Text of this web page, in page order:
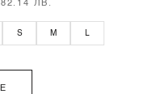
ЛВ.
S M